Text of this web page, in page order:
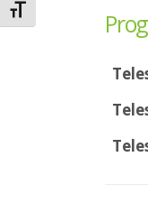
Toggle Font size